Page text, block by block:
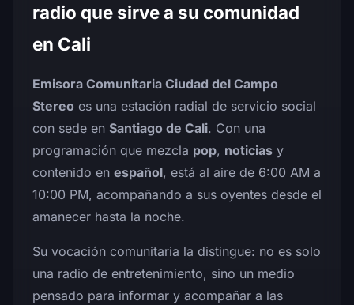
radio que sirve a su comunidad
en Cali
Emisora Comunitaria Ciudad del Campo
Stereo es una estación radial de servicio social
con sede en Santiago de Cali. Con una
programación que mezcla pop, noticias y
contenido en español, está al aire de 6:00 AM a
10:00 PM, acompañando a sus oyentes desde el
amanecer hasta la noche.
Su vocación comunitaria la distingue: no es solo
una radio de entretenimiento, sino un medio
pensado para informar y acompañar a las